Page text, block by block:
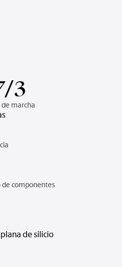
3
de marcha
de componentes
de silicio